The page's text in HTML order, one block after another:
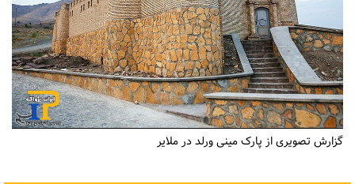
گزارش تصویری از پارک مینی ورلد در ملایر